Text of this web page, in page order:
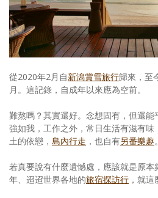
照相簿
影音區
歷史區
關於Yilan
個人著作
活動實況記錄
從2020年2月自新潟賞雪旅行歸來，至
月。這記錄，自成年以來應為空前。
難熬嗎？其實還好。念想固有，但還
強如我，工作之外，常日生活有滋有
土的依戀， 島內行走 ，也自有另番樂趣。
若真要說有什麼遺憾處，應該就是原
年、迢迢世界各地的旅宿探訪行 ，就